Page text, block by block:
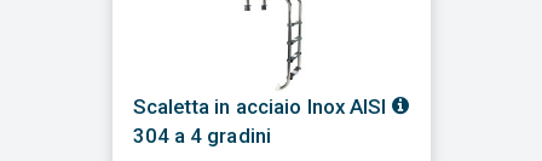
Scaletta in acciaio Inox AISI
304 a 4 gradini